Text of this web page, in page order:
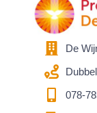
De
078-